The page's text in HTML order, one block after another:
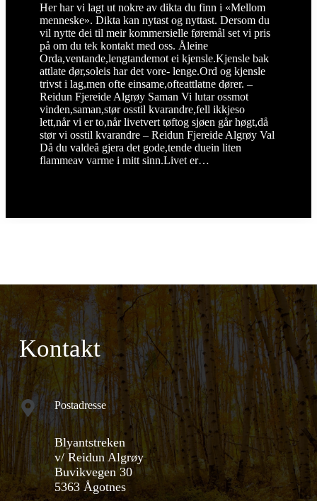
Her har vi lagt ut nokre av dikta du finn i «Mellom
menneske». Dikta kan nytast og nyttast. Dersom du
vil nytte dei til meir kommersielle føremål set vi pris
på om du tek kontakt med oss. Åleine
Orda,ventande,lengtandemot ei kjensle.Kjensle bak
attlate dør,soleis har det vore- lenge.Ord og kjensle
trivst i lag,men ofte einsame,ofteattlatne dører. –
Reidun Fjereide Algrøy Saman Vi lutar ossmot
vinden,saman,stør osstil kvarandre,fell ikkjeso
lett,når vi er to,når livetvert tøftog sjøen går høgt,då
stør vi osstil kvarandre – Reidun Fjereide Algrøy Val
Då du valdeå gjera det gode,tende duein liten
flammeav varme i mitt sinn.Livet er…
Kontakt
Postadresse
Blyantstreken
v/ Reidun Algrøy
Buvikvegen 30
5363 Ågotnes